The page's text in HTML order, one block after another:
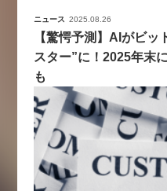
ニュース 2025.08.26
【驚愕予測】AIがビ
スター”に！2025年末
も